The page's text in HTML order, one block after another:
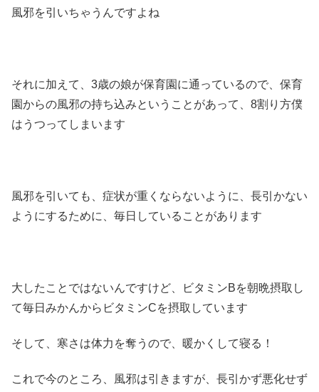
風邪を引いちゃうんですよね
それに加えて、3歳の娘が保育園に通っているので、保育
園からの風邪の持ち込みということがあって、8割り方僕
はうつってしまいます
風邪を引いても、症状が重くならないように、長引かない
ようにするために、毎日していることがあります
大したことではないんですけど、ビタミンBを朝晩摂取し
て毎日みかんからビタミンCを摂取しています
そして、寒さは体力を奪うので、暖かくして寝る！
これで今のところ、風邪は引きますが、長引かず悪化せず